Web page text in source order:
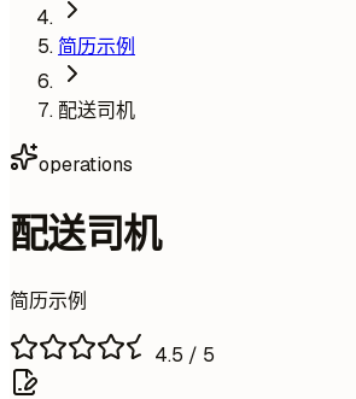
简历示例
配送司机
operations
配送司机
简历示例
4.5 / 5